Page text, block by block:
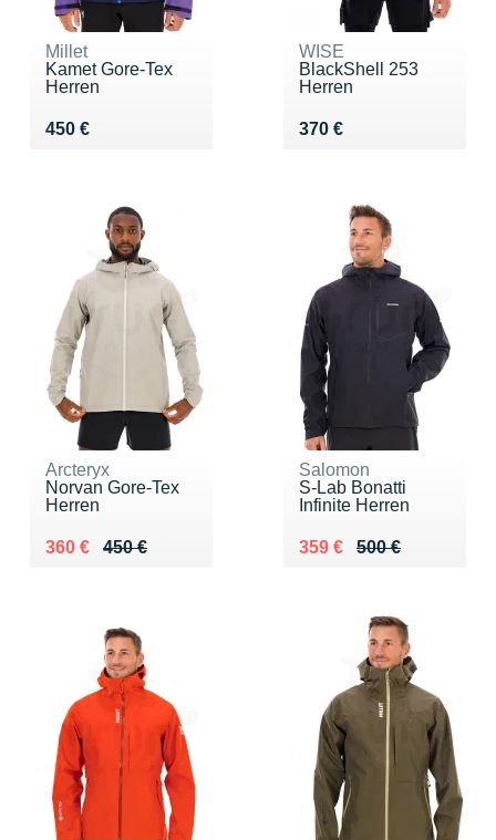
Millet
Kamet Gore-Tex
Herren
450 €
Vendu 450 €
WISE
BlackShell 253
Herren
370 €
Vendu 370 €
Arcteryx
Norvan Gore-Tex
Herren
450 €
Au lieu de 450 €
360 €
Vendu 360 €
Salomon
S-Lab Bonatti
Infinite Herren
500 €
Au lieu de 500 €
359 €
Vendu 359 €